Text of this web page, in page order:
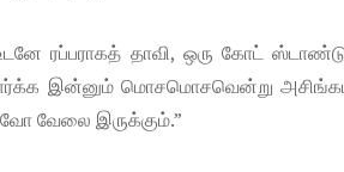
ரப்பராகத் தாவி, ஒரு கோட்
இன்னும் மொசமொசவென்று
வேலை இருக்கும்.”